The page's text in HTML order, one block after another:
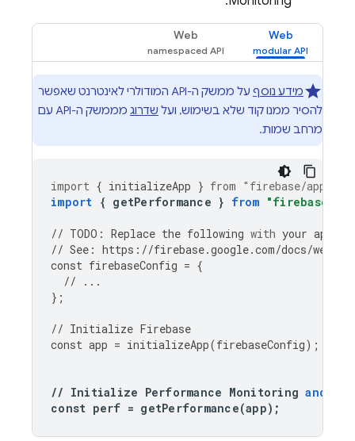
Web
Web
מידע נוסף
על ממשק ה-API המודולרי לאינטרנט שאפשר
להסיר ממנו קוד שלא בשימוש, ועל שדרוג
מממשק ה-API עם
מרחב שמות.
import { initializeApp } from "firebase/app"
import { getPerformance } from "firebase/
// TODO : Replace the following with your app
// See : https : //firebase.google.com/docs/web
const firebaseConfig = {
//
...
};
// Initialize Firebase
const app = initializeApp(firebaseConfig);
// Initialize Performance Monitoring and
const perf = getPerformance(app);